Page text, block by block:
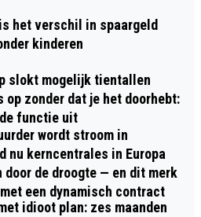
het verschil in spaargeld
kinderen
slokt mogelijk tientallen
op zonder dat je het doorhebt:
functie uit
wordt stroom in
nu kerncentrales in Europa
de droogte — en dit merk
een dynamisch contract
idioot plan: zes maanden